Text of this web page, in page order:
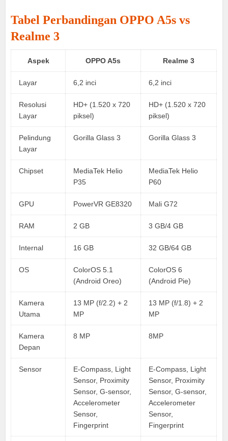
Tabel Perbandingan OPPO A5s vs
Realme 3
Aspek OPPO A5s Realme 3
Layar 6,2 inci 6,2 inci
Resolusi
Layar
HD+ (1.520 x 720
piksel)
HD+ (1.520 x 720
piksel)
Pelindung
Layar
Gorilla Glass 3 Gorilla Glass 3
Chipset
MediaTek Helio
P35
MediaTek Helio
P60
GPU PowerVR GE8320 Mali G72
RAM 2 GB 3 GB/4 GB
Internal 16 GB 32 GB/64 GB
OS
ColorOS 5.1
(Android Oreo)
ColorOS 6
(Android Pie)
Kamera
Utama
13 MP (f/2.2) + 2
MP
13 MP (f/1.8) + 2
MP
Kamera
Depan
8 MP 8MP
Sensor
E-Compass, Light
Sensor, Proximity
Sensor, G-sensor,
Accelerometer
Sensor,
Fingerprint
E-Compass, Light
Sensor, Proximity
Sensor, G-sensor,
Accelerometer
Sensor,
Fingerprint